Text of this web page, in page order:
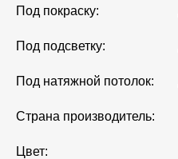
Под покраску:
Под подсветку:
Под натяжной потолок:
Страна производитель:
Цвет: